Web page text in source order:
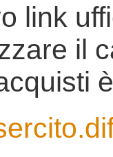
link
il